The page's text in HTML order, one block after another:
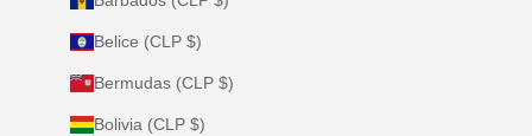
Belice (CLP $)
Bermudas (CLP $)
Bolivia (CLP $)